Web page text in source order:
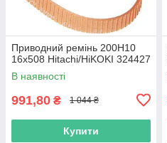
Приводний ремінь 200Н10
16х508 Hitachi/HiKOKI 324427
В наявності
991,80 ₴ 1 044 ₴
Купити